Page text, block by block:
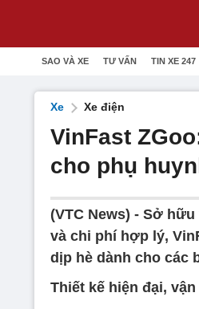
SAO VÀ XE TƯ VẤN TIN XE 247
Xe Xe điện
VinFast
cho phụ
(VTC News) - Sở hữu
và chi phí hợp lý,
dịp hè dành cho các
Thiết kế hiện đại,